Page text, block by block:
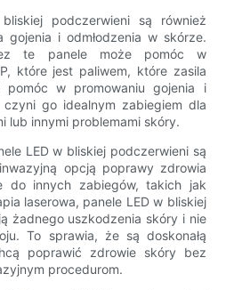
podczerwieni są również
gojenia i odmłodzenia w skórze.
te panele może pomóc w
które jest paliwem, które zasila
w promowaniu gojenia i
go idealnym zabiegiem dla
lub innymi problemami skóry.
LED w bliskiej podczerwieni są
opcją poprawy zdrowia
do innych zabiegów, takich jak
laserowa, panele LED w bliskiej
żadnego uszkodzenia skóry i nie
To sprawia, że ​​są doskonałą
poprawić zdrowie skóry bez
procedurom.